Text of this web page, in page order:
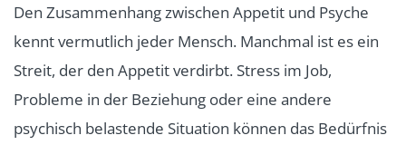
Den Zusammenhang zwischen Appetit und Psyche
kennt vermutlich jeder Mensch. Manchmal ist es ein
Streit, der den Appetit verdirbt. Stress im Job,
Probleme in der Beziehung oder eine andere
psychisch belastende Situation können das Bedürfnis